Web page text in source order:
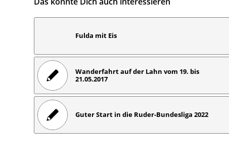
Fulda mit Eis
Wanderfahrt auf der Lahn vom 19. bis
21.05.2017
Guter Start in die Ruder-Bundesliga 2022